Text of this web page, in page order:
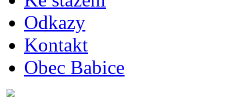
Odkazy
Kontakt
Obec Babice